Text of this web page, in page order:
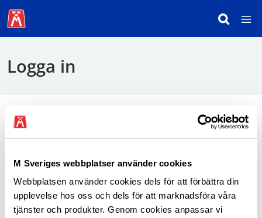
M Sveriges webbplatser använder cookies
Webbplatsen använder cookies dels för att förbättra din
upplevelse hos oss och dels för att marknadsföra våra
tjänster och produkter. Genom cookies anpassar vi
Logga in
För att logga in behöver du använda mobilt
BankID.
Logga in som medlem